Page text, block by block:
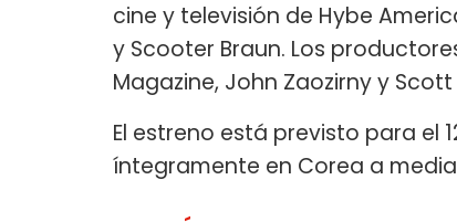
cine y televisión de Hybe
y Scooter Braun. Los
Magazine, John Zaozirny y Scott
El estreno está previsto para el
íntegramente en Corea a